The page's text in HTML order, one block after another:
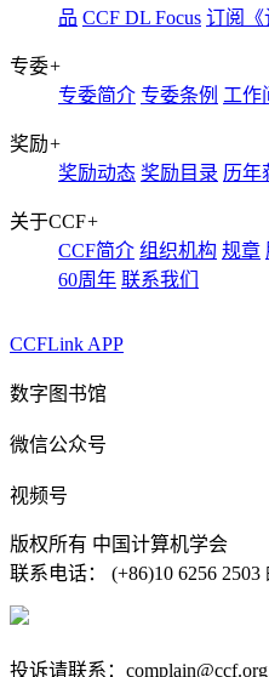
品 CCF DL Focus 订阅《
专委+
专委简介 专委条例 工作
奖励+
奖励动态 奖励目录 历年
关于CCF+
CCF简介 组织机构 规章
60周年 联系我们
CCFLink APP
数字图书馆
微信公众号
视频号
版权所有 中国计算机学会
联系电话： (+86)10 6256
投诉请联系：